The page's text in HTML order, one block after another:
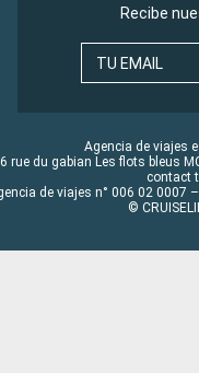
Recibe
TU EMAIL
Agencia de viajes
rue du gabian Les flots bleus
contact
de viajes n° 006 02 0007
©